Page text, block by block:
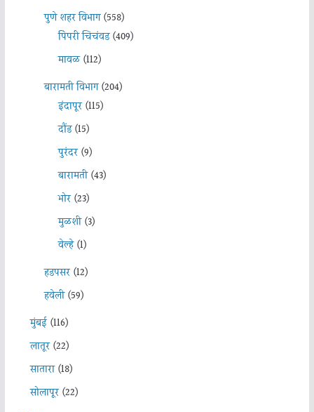
पुणे शहर विभाग(558)
पिंपरी चिचंवड(409)
मावळ(112)
बारामती विभाग(204)
इंदापूर(115)
दौंड(15)
पुरंदर(9)
बारामती(43)
भोर(23)
मुळशी(3)
वेल्हे(1)
हडपसर(12)
हवेली(59)
मुंबई(116)
लातूर(22)
सातारा(18)
सोलापूर(22)